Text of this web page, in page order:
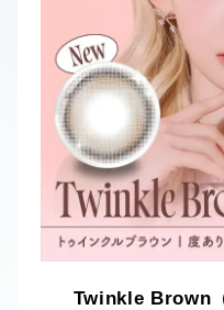
Twinkle Brown